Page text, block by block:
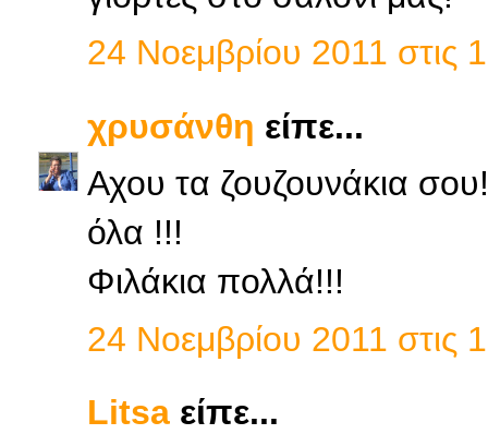
24 Νοεμβρίου 2011 στις
χρυσάνθη είπε...
Αχου τα ζουζουνάκια
όλα !!!
Φιλάκια πολλά!!!
24 Νοεμβρίου 2011 στις
Litsa είπε...